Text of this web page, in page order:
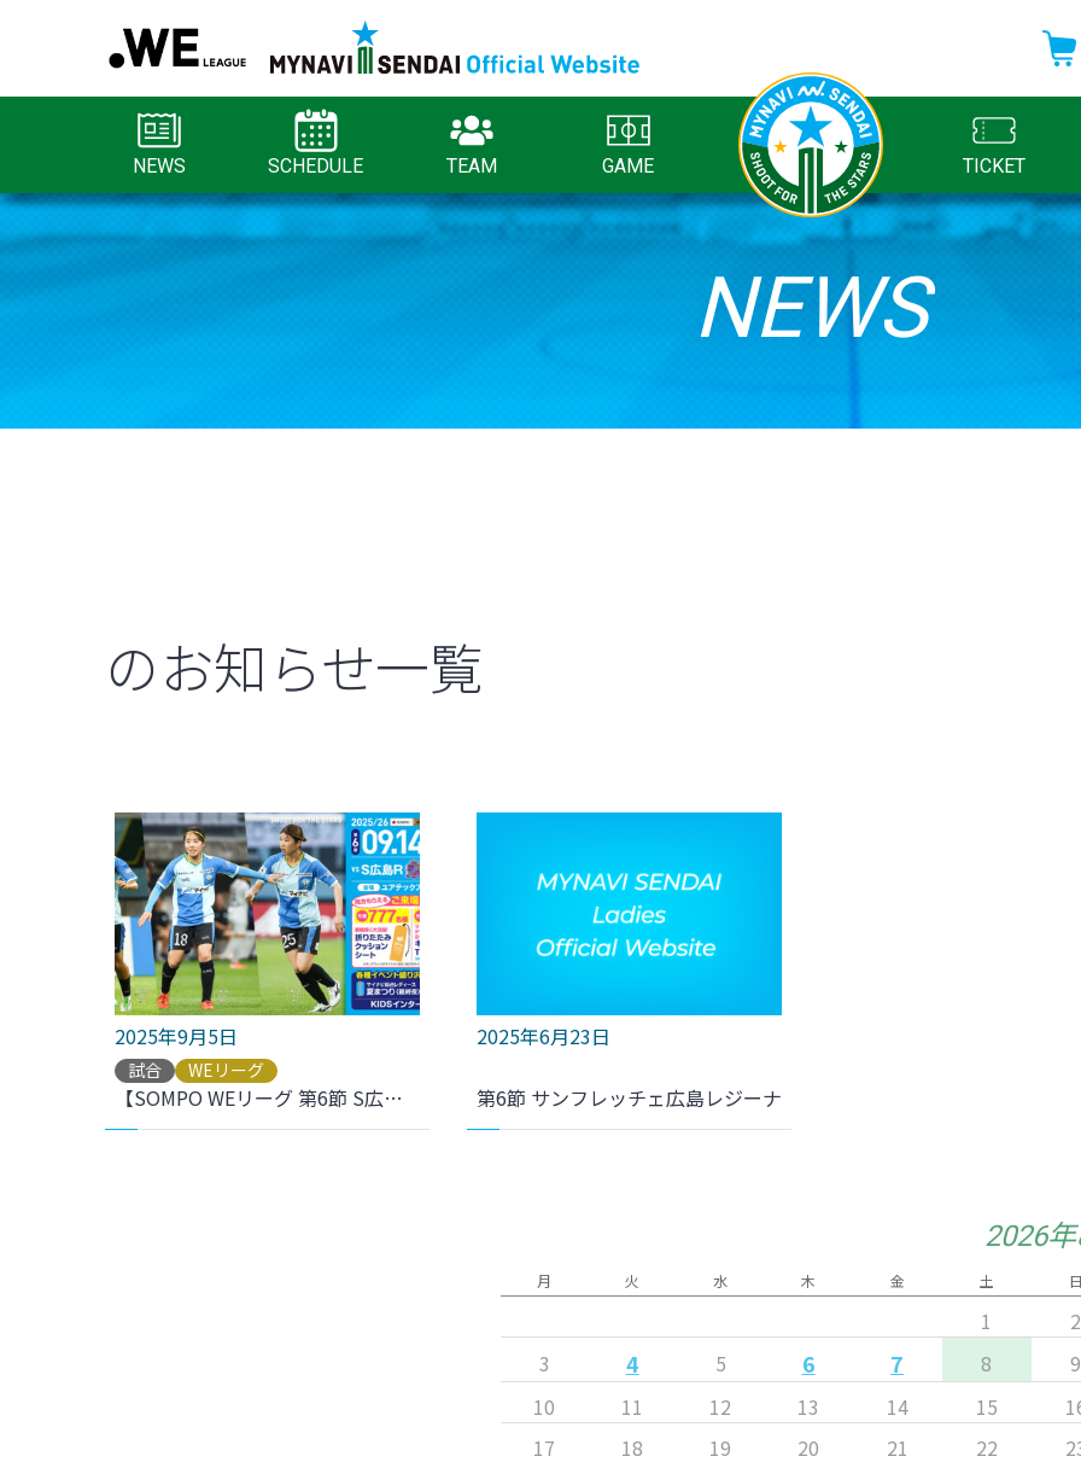
NEWS SCHEDULE TEAM GAME TICKET
NEWS
のお知らせ一覧
2025年9月5日
試合 WEリーグ
【SOMPO WEリーグ 第6節 S広島R戦】ホームゲームのご案内
2025年6月23日
第6節 サンフレッチェ広島レジーナ
2026
月 火 水 木 金 土 日
1
2
3
4 5 6 7 8
9
10
11 12 13 14 15
17
18 19 20 21 22